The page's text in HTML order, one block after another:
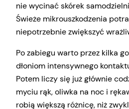
nie wycinać skórek
Świeże mikrouszkodzenia
niepotrzebnie zwiększyć
Po zabiegu warto przez kilka
dłoniom intensywnego
Potem liczy się już głównie
myciu rąk, oliwka na noc i
robią większą różnicę, niż